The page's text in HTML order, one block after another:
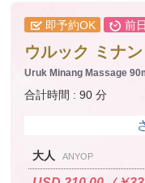
即予約OK 前
ウルック ミナ
Uruk Minang Massage
合計時間 : 90 分
大人 ANYOP